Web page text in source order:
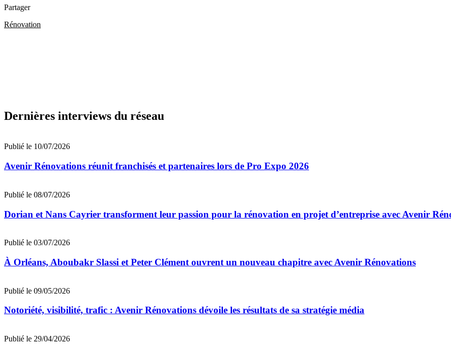
Partager
Rénovation
Dernières interviews du réseau
Publié le 10/07/2026
Avenir Rénovations réunit franchisés et partenaires lors de Pro Expo 2026
Publié le 08/07/2026
Dorian et Nans Cayrier transforment leur passion pour la rénovation en projet d’entreprise avec Avenir
Publié le 03/07/2026
À Orléans, Aboubakr Slassi et Peter Clément ouvrent un nouveau chapitre avec Avenir Rénovations
Publié le 09/05/2026
Notoriété, visibilité, trafic : Avenir Rénovations dévoile les résultats de sa stratégie média
Publié le 29/04/2026